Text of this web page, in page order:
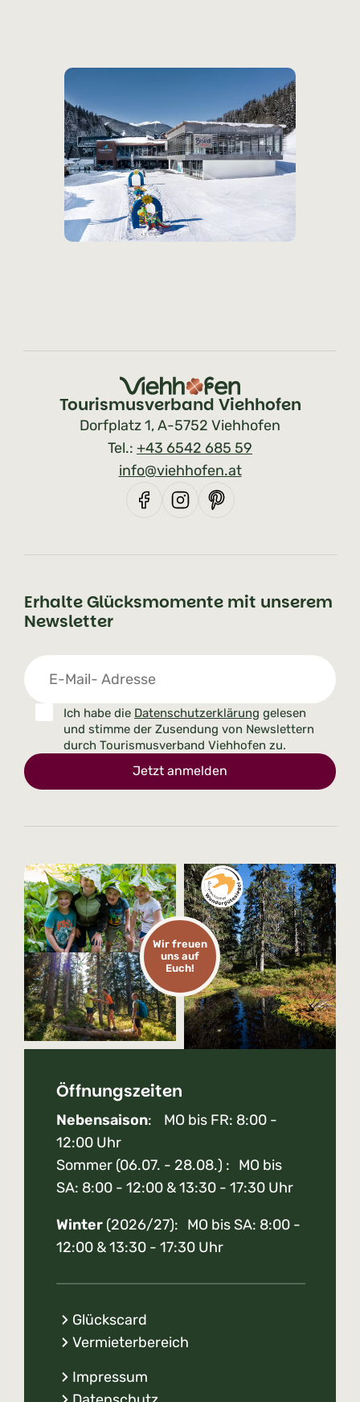
Tourismusverband Viehhofen
Dorfplatz 1, A-5752 Viehhofen
Tel.: +43 6542 685 59
info@viehhofen.at
Erhalte Glücksmomente mit unserem
Newsletter
Ich habe die Datenschutzerklärung gelesen
und stimme der Zusendung von Newslettern
durch Tourismusverband Viehhofen zu.
Jetzt anmelden
Wir freuen
uns auf
Euch!
Öffnungszeiten
Nebensaison: MO bis FR: 8:00 -
12:00 Uhr
Sommer (06.07. - 28.08.) : MO bis
SA: 8:00 - 12:00 & 13:30 - 17:30 Uhr
Winter (2026/27): MO bis SA: 8:00 -
12:00 & 13:30 - 17:30 Uhr
Glückscard
Vermieterbereich
Impressum